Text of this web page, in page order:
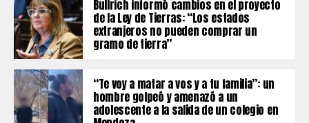
Bullrich informó cambios en el proyecto
de la Ley de Tierras: “Los estados
extranjeros no pueden comprar un
gramo de tierra”
“Te voy a matar a vos y a tu familia”: un
hombre golpeó y amenazó a un
adolescente a la salida de un colegio en